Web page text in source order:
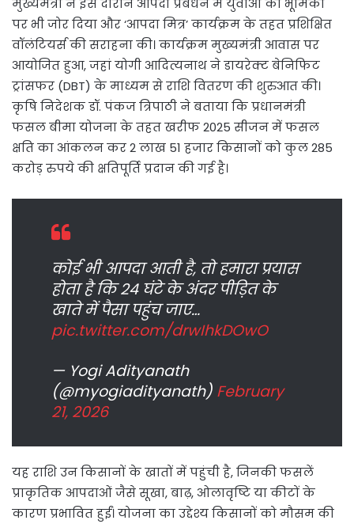
पर भी जोर दिया और ‘आपदा मित्र’ कार्यक्रम के तहत प्रशिक्षित
वॉलंटियर्स की सराहना की। कार्यक्रम मुख्यमंत्री आवास पर
आयोजित हुआ, जहां योगी आदित्यनाथ ने डायरेक्ट बेनिफिट
ट्रांसफर (DBT) के माध्यम से राशि वितरण की शुरुआत की।
कृषि निदेशक डॉ. पंकज त्रिपाठी ने बताया कि प्रधानमंत्री
फसल बीमा योजना के तहत खरीफ 2025 सीजन में फसल
क्षति का आंकलन कर 2 लाख 51 हजार किसानों को कुल 285
करोड़ रुपये की क्षतिपूर्ति प्रदान की गई है।
कोई भी आपदा आती है, तो हमारा प्रयास
होता है कि 24 घंटे के अंदर पीड़ित के
खाते में पैसा पहुंच जाए…
pic.twitter.com/drwIhkDOwO
— Yogi Adityanath
(@myogiadityanath) February
21, 2026
यह राशि उन किसानों के खातों में पहुंची है, जिनकी फसलें
प्राकृतिक आपदाओं जैसे सूखा, बाढ़, ओलावृष्टि या कीटों के
कारण प्रभावित हुईं। योजना का उद्देश्य किसानों को मौसम की